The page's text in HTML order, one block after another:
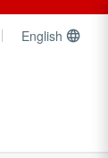
English